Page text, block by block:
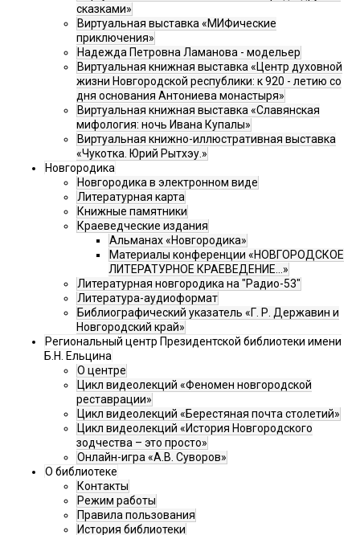
сказками»
Виртуальная выставка «МИФические
приключения»
Надежда Петровна Ламанова - модельер
Виртуальная книжная выставка «Центр духовной
жизни Новгородской республики: к 920 - летию со
дня основания Антониева монастыря»
Виртуальная книжная выставка «Славянская
мифология: ночь Ивана Купалы»
Виртуальная книжно-иллюстративная выставка
«Чукотка. Юрий Рытхэу.»
Новгородика
Новгородика в электронном виде
Литературная карта
Книжные памятники
Краеведческие издания
Альманах «Новгородика»
Материалы конференции «НОВГОРОДСКОЕ
ЛИТЕРАТУРНОЕ КРАЕВЕДЕНИЕ...»
Литературная новгородика на "Радио-53"
Литература-аудиоформат
Библиографический указатель «Г. Р. Державин и
Новгородский край»
Региональный центр Президентской библиотеки имени
Б.Н. Ельцина
О центре
Цикл видеолекций «Феномен новгородской
реставрации»
Цикл видеолекций «Берестяная почта столетий»
Цикл видеолекций «История Новгородского
зодчества – это просто»
Онлайн-игра «А.В. Суворов»
О библиотеке
Контакты
Режим работы
Правила пользования
История библиотеки